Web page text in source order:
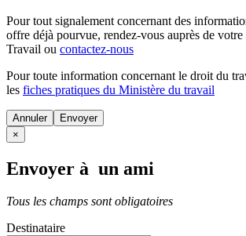
Pour tout signalement concernant des
offre déjà pourvue, rendez-vous auprès de votre
Travail ou contactez-nous
Pour toute information concernant le droit du
les fiches pratiques du Ministère du travail
Annuler
×
Envoyer à un ami
Tous les champs sont obligatoires
Destinataire